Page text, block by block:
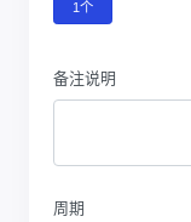
1个
备注说明
周期